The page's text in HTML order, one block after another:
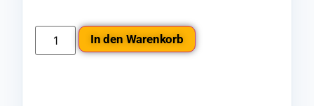
In den Warenkorb